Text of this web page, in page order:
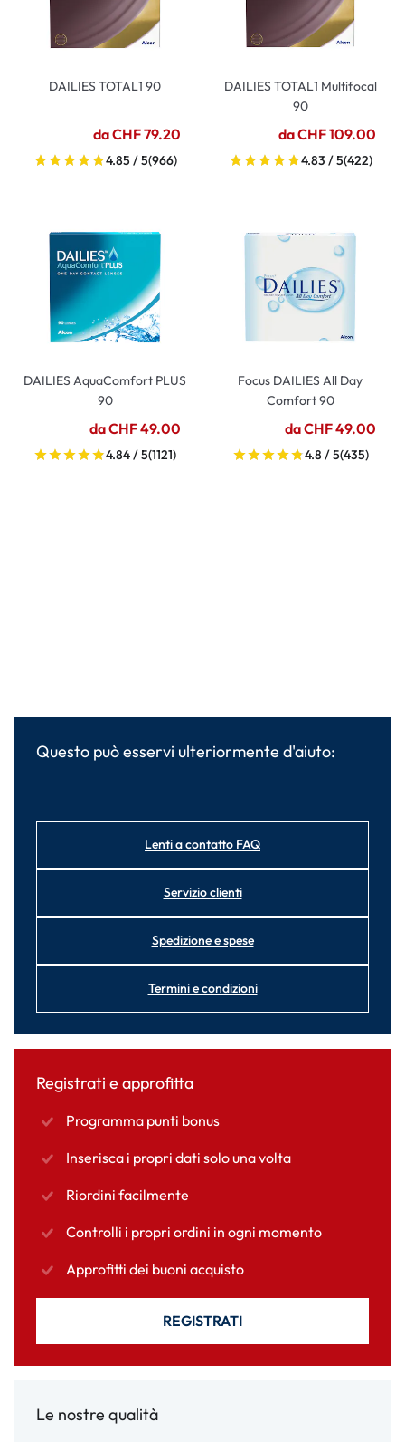
DAILIES TOTAL1 90
da CHF 79.20
4.85 / 5(966)
DAILIES TOTAL1 Multifocal
90
da CHF 109.00
4.83 / 5(422)
DAILIES AquaComfort PLUS
90
da CHF 49.00
4.84 / 5(1121)
Focus DAILIES All Day
Comfort 90
da CHF 49.00
4.8 / 5(435)
Questo può esservi ulteriormente d'aiuto:
Lenti a contatto FAQ
Servizio clienti
Spedizione e spese
Termini e condizioni
Registrati e approfitta
Programma punti bonus
Inserisca i propri dati solo una volta
Riordini facilmente
Controlli i propri ordini in ogni momento
Approfitti dei buoni acquisto
REGISTRATI
Le nostre qualità